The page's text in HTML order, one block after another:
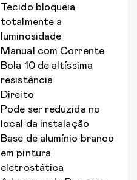
Tecido bloqueia
totalmente a
luminosidade
Manual com Corrente
Bola 10 de altíssima
resistência
Direito
Pode ser reduzida no
local da instalação
Base de alumínio branco
em pintura
eletrostática